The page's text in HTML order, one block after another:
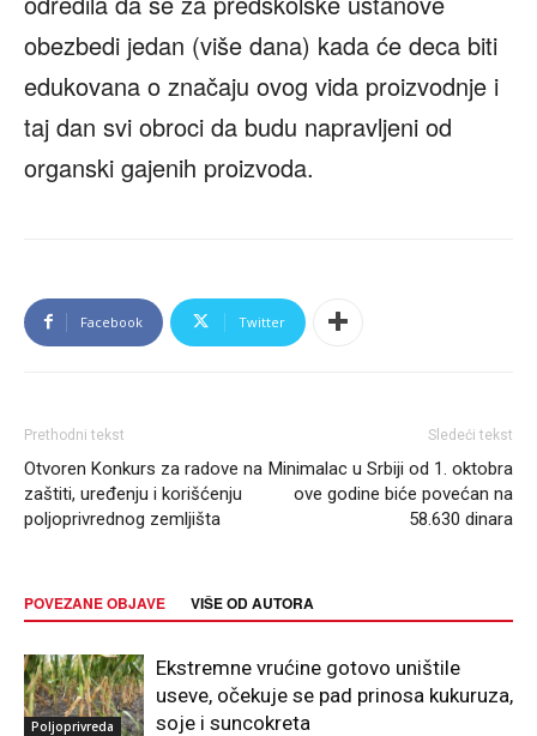
obezbedi jedan (više dana) kada će deca biti
edukovana o značaju ovog vida proizvodnje i
taj dan svi obroci da budu napravljeni od
organski gajenih proizvoda.
Facebook Twitter
Prethodni tekst
Otvoren Konkurs za radove na
zaštiti, uređenju i korišćenju
poljoprivrednog zemljišta
Sledeći tekst
Minimalac u Srbiji od 1. oktobra
ove godine biće povećan na
58.630 dinara
POVEZANE OBJAVE VIŠE OD AUTORA
Poljoprivreda
Ekstremne vrućine gotovo uništile
useve, očekuje se pad prinosa kukuruza,
soje i suncokreta